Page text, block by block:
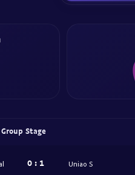
Stage
0 : 1 Uniao S